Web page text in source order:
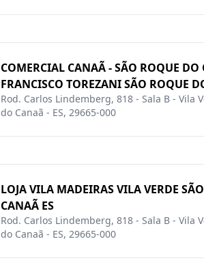
COMERCIAL CANAÃ - SÃO ROQUE DO
FRANCISCO TOREZANI SÃO ROQUE
Rod. Carlos Lindemberg, 818 - Sala B - Vila
do Canaã - ES, 29665-000
LOJA VILA MADEIRAS VILA VERDE
CANAÃ ES
Rod. Carlos Lindemberg, 818 - Sala B - Vila
do Canaã - ES, 29665-000